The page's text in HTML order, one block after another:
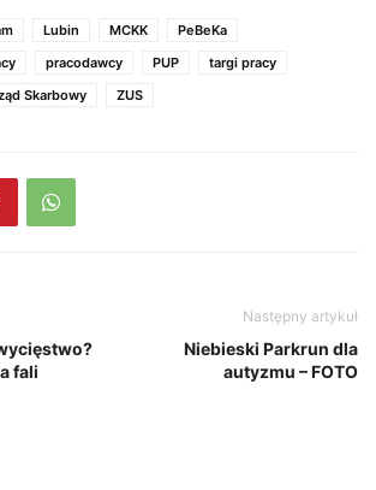
Lubin MCKK
PeBeKa
pracodawcy PUP
targi pracy
Skarbowy ZUS
fali
Następny artykuł
Niebieski Parkrun dla
autyzmu – FOTO